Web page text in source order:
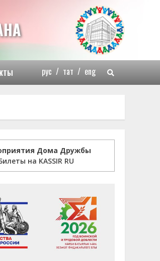
рус / тат / eng
Дома Дружбы
на KASSIR RU